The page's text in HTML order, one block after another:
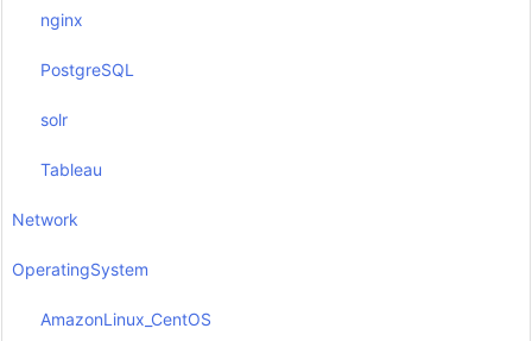
nginx
PostgreSQL
solr
Tableau
Network
OperatingSystem
AmazonLinux_CentOS